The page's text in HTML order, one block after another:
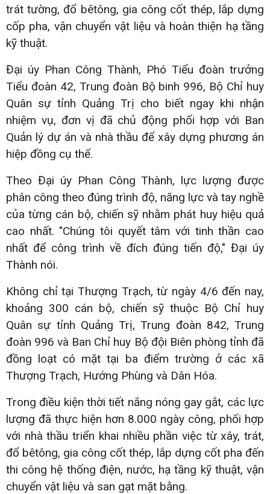
trát tường, đổ bêtông, gia công cốt thép, lắp dựng
cốp pha, vận chuyển vật liệu và hoàn thiện hạ tầng
kỹ thuật.
Đại úy Phan Công Thành, Phó Tiểu đoàn trưởng
Tiểu đoàn 42, Trung đoàn Bộ binh 996, Bộ Chỉ huy
Quân sự tỉnh Quảng Trị cho biết ngay khi nhận
nhiệm vụ, đơn vị đã chủ động phối hợp với Ban
Quản lý dự án và nhà thầu để xây dựng phương án
hiệp đồng cụ thể.
Theo Đại úy Phan Công Thành, lực lượng được
phân công theo đúng trình độ, năng lực và tay nghề
của từng cán bộ, chiến sỹ nhằm phát huy hiệu quả
cao nhất. "Chúng tôi quyết tâm với tinh thần cao
nhất để công trình về đích đúng tiến độ," Đại úy
Thành nói.
Không chỉ tại Thượng Trạch, từ ngày 4/6 đến nay,
khoảng 300 cán bộ, chiến sỹ thuộc Bộ Chỉ huy
Quân sự tỉnh Quảng Trị, Trung đoàn 842, Trung
đoàn 996 và Ban Chỉ huy Bộ đội Biên phòng tỉnh đã
đồng loạt có mặt tại ba điểm trường ở các xã
Thượng Trạch, Hướng Phùng và Dân Hóa.
Trong điều kiện thời tiết nắng nóng gay gắt, các lực
lượng đã thực hiện hơn 8.000 ngày công, phối hợp
với nhà thầu triển khai nhiều phần việc từ xây, trát,
đổ bêtông, gia công cốt thép, lắp dựng cốt pha đến
thi công hệ thống điện, nước, hạ tầng kỹ thuật, vận
chuyển vật liệu và san gạt mặt bằng.